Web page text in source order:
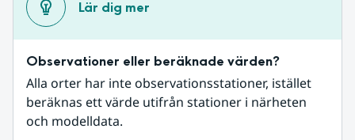
Lär dig mer
Observationer eller beräknade värden?
Alla orter har inte observationsstationer, istället
beräknas ett värde utifrån stationer i närheten
och modelldata.